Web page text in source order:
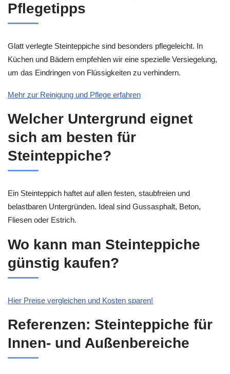
Pflegetipps
Glatt verlegte Steinteppiche sind besonders pflegeleicht. In
Küchen und Bädern empfehlen wir eine spezielle Versiegelung,
um das Eindringen von Flüssigkeiten zu verhindern.
Mehr zur Reinigung und Pflege erfahren
Welcher Untergrund eignet
sich am besten für
Steinteppiche?
Ein Steinteppich haftet auf allen festen, staubfreien und
belastbaren Untergründen. Ideal sind Gussasphalt, Beton,
Fliesen oder Estrich.
Wo kann man Steinteppiche
günstig kaufen?
Hier Preise vergleichen und Kosten sparen!
Referenzen: Steinteppiche für
Innen- und Außenbereiche